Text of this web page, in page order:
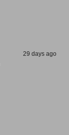
29 days ago